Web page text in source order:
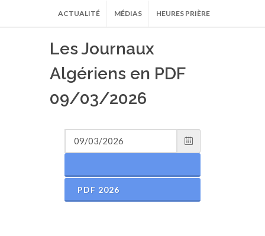
ACTUALITÉ MÉDIAS HEURES PRIÈRE
Les Journaux
Algériens en PDF
09/03/2026
PDF 2026